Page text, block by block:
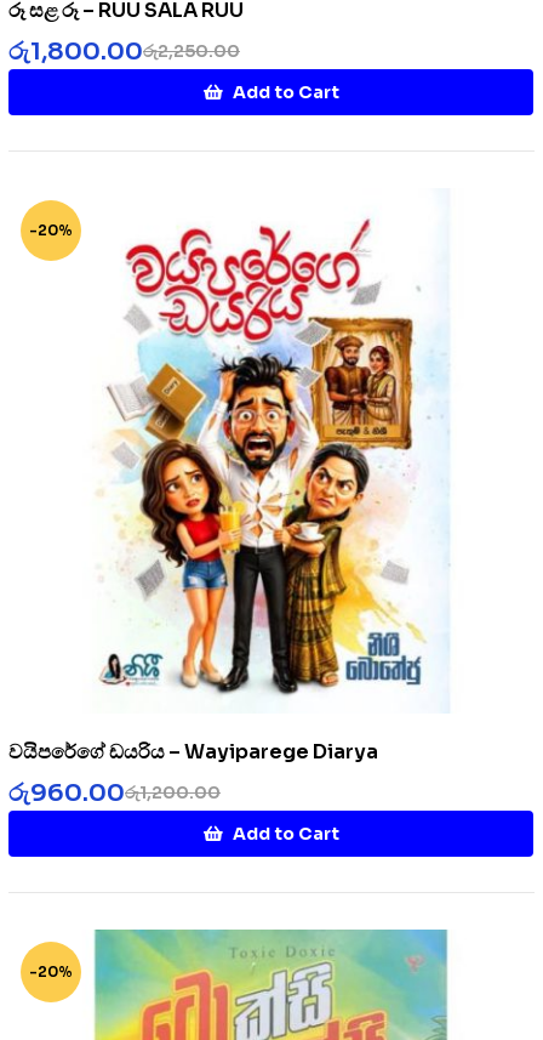
රූ සළ රූ – RUU SALA RUU
රු2,250.00
රු1,800.00
Add to Cart
-20%
වයිපරේගේ ඩයරිය – Wayiparege Diarya
රු1,200.00
රු960.00
Add to Cart
-20%